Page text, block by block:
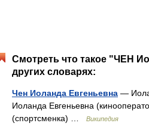
Смотреть что такое "ЧЕН
других словарях:
Чен Иоланда Евгеньевна —
Иоланда Евгеньевна
(спортсменка) …
Википедия